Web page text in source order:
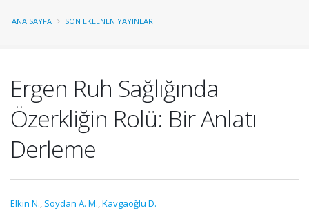
ANA SAYFA SON EKLENEN YAYINLAR
Ergen Ruh Sağlığında
Özerkliğin Rolü: Bir Anlatı
Derleme
Elkin N., Soydan A. M.,Kavgaoğlu D.